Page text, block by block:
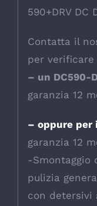
590+DRV DC
Contatta il
per
– un DC590-
garanzia 12
– oppure per
garanzia 12
-Smontaggio
pulizia
con detersivi